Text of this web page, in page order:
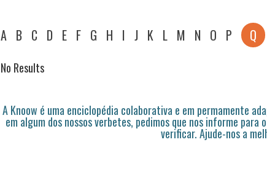
A B C D E F G H I J K L M N O P Q
No Results
A Knoow é uma enciclopédia colaborativa e em permamente
em algum dos nossos verbetes, pedimos que nos informe para
verificar. Ajude-nos a